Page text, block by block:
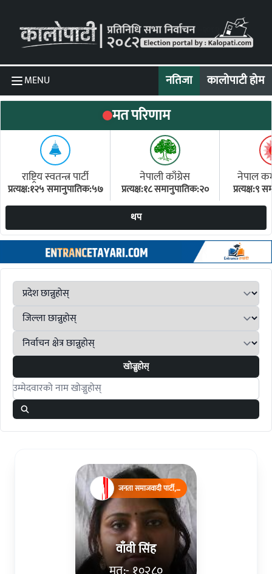
MENU नतिजा कालोपाटी होम
मत परिणाम
राष्ट्रिय स्वतन्त्र पार्टी
प्रत्यक्ष:१२५ समानुपातिक:५७
नेपाली काँग्रेस
प्रत्यक्ष:१८ समानुपातिक:२०
नेपाल
प्रत्यक्ष:९
थप
खोज्नुहोस्
Search candidates
वाँवी सिंह
जनता समाजवादी पार्टी,
नेपाल